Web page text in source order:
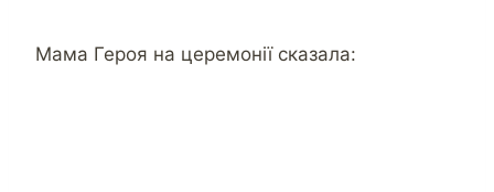
Мама Героя на церемонії сказала: